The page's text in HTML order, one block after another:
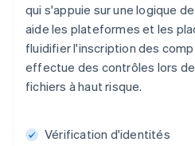
qui s'appuie sur une logique
aide les plateformes et les
fluidifier l'inscription des
effectue des contrôles lors de
fichiers à haut risque.
Vérification d'identités